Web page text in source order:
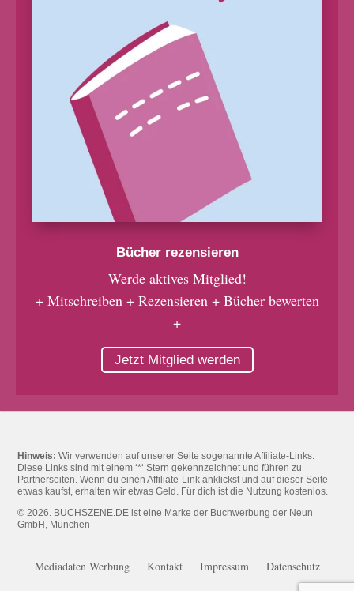
Bücher rezensieren
Werde aktives Mitglied!
+ Mitschreiben + Rezensieren + Bücher bewerten
+
Jetzt Mitglied werden
Hinweis: Wir verwenden auf unserer Seite sogenannte Affiliate-Links.
Diese Links sind mit einem ‘*‘ Stern gekennzeichnet und führen zu
Partnerseiten. Wenn du einen Affiliate-Link anklickst und auf dieser Seite
etwas kaufst, erhalten wir etwas Geld. Für dich ist die Nutzung kostenlos.
© 2026. BUCHSZENE.DE ist eine Marke der Buchwerbung der Neun
GmbH, München
Mediadaten Werbung Kontakt Impressum Datenschutz